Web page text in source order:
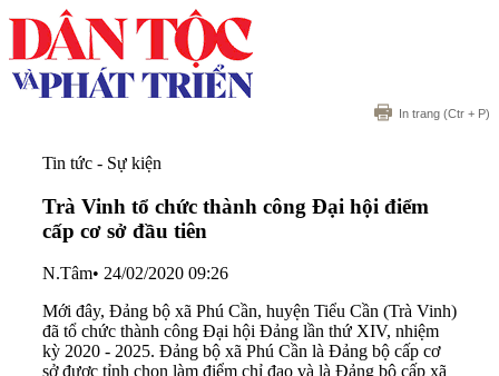
In trang (Ctr + P)
Tin tức - Sự kiện
Trà Vinh tổ chức thành công Đại hội điểm
cấp cơ sở đầu tiên
N.Tâm• 24/02/2020 09:26
Mới đây, Đảng bộ xã Phú Cần, huyện Tiểu Cần (Trà Vinh)
đã tổ chức thành công Đại hội Đảng lần thứ XIV, nhiệm
kỳ 2020 - 2025. Đảng bộ xã Phú Cần là Đảng bộ cấp cơ
sở được tỉnh chọn làm điểm chỉ đạo và là Đảng bộ cấp xã